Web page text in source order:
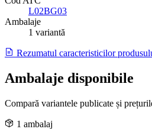
L02BG03
Ambalaje
1 variantă
Rezumatul caracteristicilor
Ambalaje disponibile
Compară variantele publicate și
1 ambalaj